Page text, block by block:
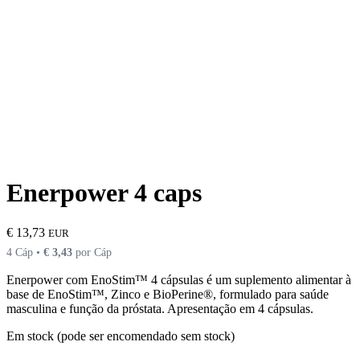
Enerpower 4 caps
€ 13,73 EUR
4 Cáp • € 3,43 por Cáp
Enerpower com EnoStim™ 4 cápsulas é um suplemento alimentar à
base de EnoStim™, Zinco e BioPerine®, formulado para saúde
masculina e função da próstata. Apresentação em 4 cápsulas.
Em stock (pode ser encomendado sem stock)